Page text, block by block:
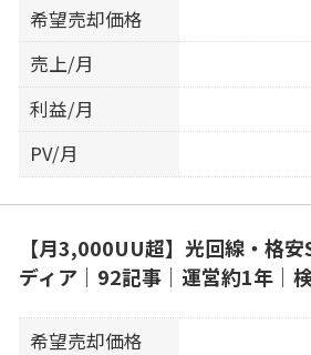
希望売却価格
売上/月
利益/月
PV/月
【月3,000UU超】光回線・格
ディア｜92記事｜運営約1年｜
希望売却価格